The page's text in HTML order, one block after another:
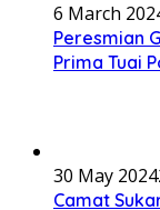
6 March
Peresmian
Prima Tuai
30 May 2024
Camat